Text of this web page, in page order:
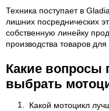
Техника поступает в
лишних посреднических
собственную линейку
производства товаров для
Какие вопросы
выбрать
Какой мотоцикл